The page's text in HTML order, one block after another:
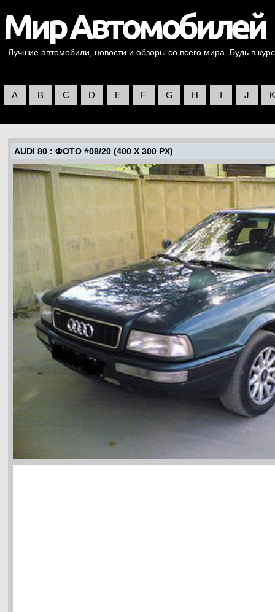
Лучшие автомобили, новости и обзоры со всего мира. Будь в
A B C D E F G H I J K
AUDI 80 : ФОТО #08/20 (400 X 300 PX)